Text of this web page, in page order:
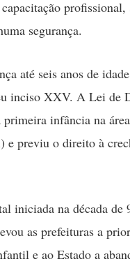
profissional,
segurança.
até seis anos de
inciso XXV. A Lei de
infância na
e previu o direito à
iniciada na década de
as prefeituras a
e ao Estado a